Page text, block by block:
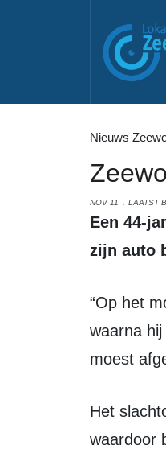
Nieuws
NOV 11 LAATST
Een 44-jarige Zeewoldenaar werd op vrijdag 5 november om 23.30 uur in
zijn auto
“Op het moment dat hij stilstond, werd het portier van zijn auto opengetrokken,
waarna
moest
Het slachtoffer was flink in paniek en heeft enkele seconden de claxon ingedrukt,
waardoor